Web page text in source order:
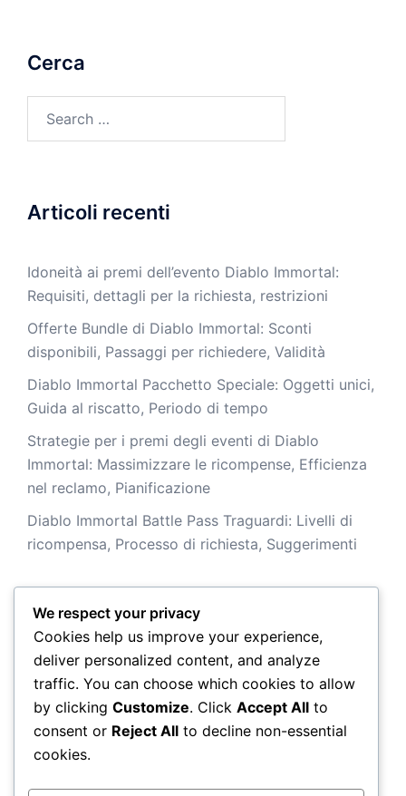
Cerca
Articoli recenti
Idoneità ai premi dell’evento Diablo Immortal:
Requisiti, dettagli per la richiesta, restrizioni
Offerte Bundle di Diablo Immortal: Sconti
disponibili, Passaggi per richiedere, Validità
Diablo Immortal Pacchetto Speciale: Oggetti unici,
Guida al riscatto, Periodo di tempo
Strategie per i premi degli eventi di Diablo
Immortal: Massimizzare le ricompense, Efficienza
nel reclamo, Pianificazione
Diablo Immortal Battle Pass Traguardi: Livelli di
ricompensa, Processo di richiesta, Suggerimenti
Archivio
March 2026
February 2026
We respect your privacy
Cookies help us improve your experience,
deliver personalized content, and analyze
traffic. You can choose which cookies to allow
by clicking Customize. Click Accept All to
consent or Reject All to decline non-essential
cookies.